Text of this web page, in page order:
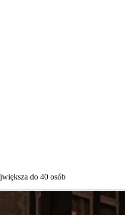
do 40 osób